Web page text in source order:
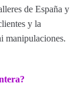
de España y
y la
manipulaciones.